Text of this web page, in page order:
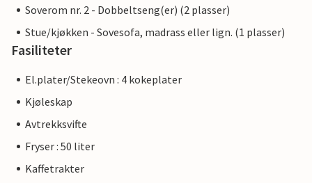
Soverom nr. 2 - Dobbeltseng(er) (2 plasser)
Stue/kjøkken - Sovesofa, madrass eller lign. (1 plasser)
Fasiliteter
El.plater/Stekeovn : 4 kokeplater
Kjøleskap
Avtrekksvifte
Fryser : 50 liter
Kaffetrakter